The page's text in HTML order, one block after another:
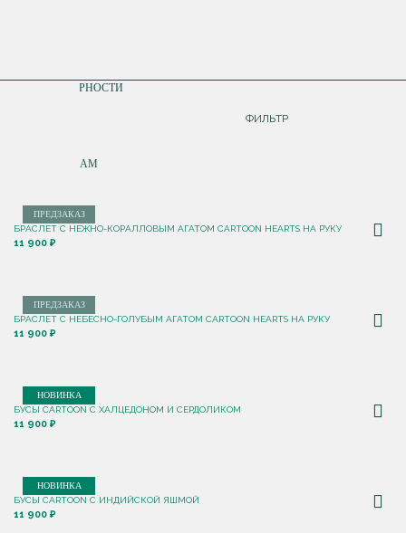
ПО ПОПУЛЯРНОСТИ
ПО НОВИНКАМ
ФИЛЬТР
ПРЕДЗАКАЗ
БРАСЛЕТ С НЕЖНО-КОРАЛЛОВЫМ АГАТОМ CARTOON HEARTS НА РУКУ
11 900 ₽
ПРЕДЗАКАЗ
БРАСЛЕТ С НЕБЕСНО-ГОЛУБЫМ АГАТОМ CARTOON HEARTS НА РУКУ
11 900 ₽
НОВИНКА
БУСЫ CARTOON С ХАЛЦЕДОНОМ И СЕРДОЛИКОМ
11 900 ₽
НОВИНКА
БУСЫ CARTOON С ИНДИЙСКОЙ ЯШМОЙ
11 900 ₽